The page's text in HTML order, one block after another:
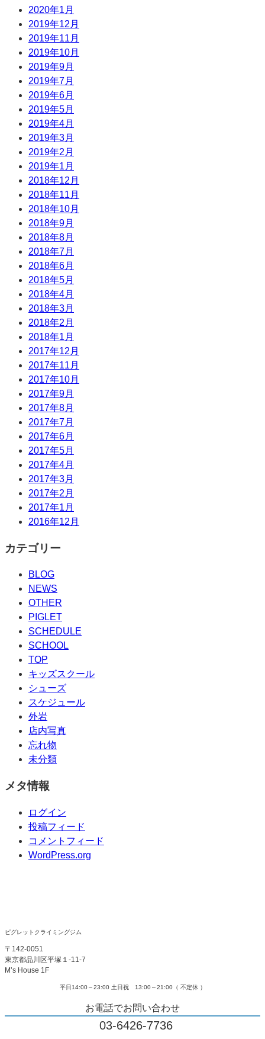
2020年1月
2019年12月
2019年11月
2019年10月
2019年9月
2019年7月
2019年6月
2019年5月
2019年4月
2019年3月
2019年2月
2019年1月
2018年12月
2018年11月
2018年10月
2018年9月
2018年8月
2018年7月
2018年6月
2018年5月
2018年4月
2018年3月
2018年2月
2018年1月
2017年12月
2017年11月
2017年10月
2017年9月
2017年8月
2017年7月
2017年6月
2017年5月
2017年4月
2017年3月
2017年2月
2017年1月
2016年12月
カテゴリー
BLOG
NEWS
OTHER
PIGLET
SCHEDULE
SCHOOL
TOP
キッズスクール
シューズ
スケジュール
外岩
店内写真
忘れ物
未分類
メタ情報
ログイン
投稿フィード
コメントフィード
WordPress.org
ピグレットクライミングジム
〒142-0051
東京都品川区平塚１-11-7
M’s House 1F
平日14:00～23:00 土日祝 13:00～21:00（ 不定休 ）
お電話でお問い合わせ
03-6426-7736